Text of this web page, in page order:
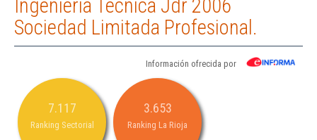
Ingenieria Tecnica Jdr 2006
Sociedad Limitada Profesional.
Información ofrecida por
7.117
Ranking Sectorial
3.653
Ranking La Rioja